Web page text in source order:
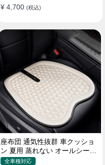
¥ 4,700 (税込)
座布団 通気性抜群 車クッショ
ン 夏用 蒸れない オールシーズ
ン おしゃれ
全車種対応